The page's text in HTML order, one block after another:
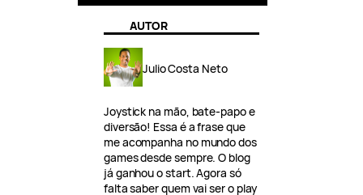
AUTOR
Julio Costa Neto
Joystick na mão, bate-papo e
diversão! Essa é a frase que
me acompanha no mundo dos
games desde sempre. O blog
já ganhou o start. Agora só
falta saber quem vai ser o play